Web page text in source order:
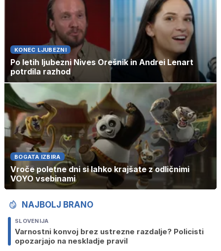
KONEC LJUBEZNI
Po letih ljubezni Nives Orešnik in Andrei Lenart
potrdila razhod
BOGATA IZBIRA
Vroče poletne dni si lahko krajšate z odličnimi
VOYO vsebinami
NAJBOLJ BRANO
SLOVENIJA
Varnostni konvoj brez ustrezne razdalje? Policisti
opozarjajo na neskladje pravil